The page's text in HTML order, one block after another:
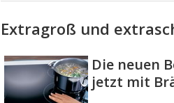
Extragroß und
Die neuen
jetzt mit